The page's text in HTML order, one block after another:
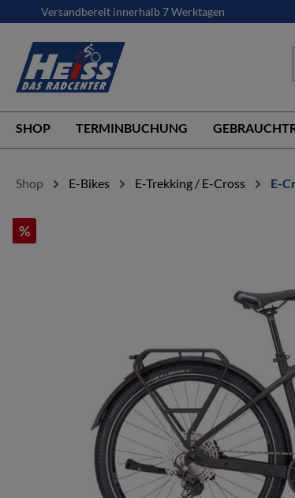
Zur Hauptnavigation springen
Versandbereit innerhalb 7 Werktagen
SHOP TERMINBUCHUNG
Shop E-Bikes E-Trekking / E-Cross E-
%
Bildergalerie überspringen